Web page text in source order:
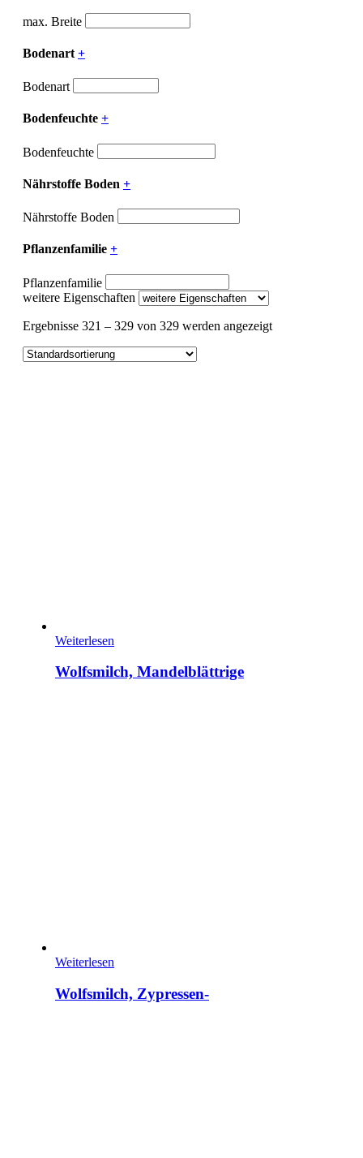
max. Breite
Bodenart +
Bodenart
Bodenfeuchte +
Bodenfeuchte
Nährstoffe Boden +
Nährstoffe Boden
Pflanzenfamilie +
Pflanzenfamilie
weitere Eigenschaften
Ergebnisse 321 – 329 von 329 werden angezeigt
Weiterlesen
Wolfsmilch, Mandelblättrige
Weiterlesen
Wolfsmilch, Zypressen-